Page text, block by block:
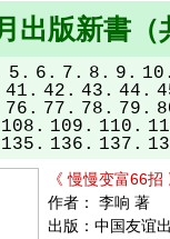
出版新書（
5. 6. 7. 8. 9. 10.
41. 42. 43. 44.
76. 77. 78. 79.
108. 109. 110.
135. 136. 137.
《 慢慢变富66招
作者： 李响 著
出版：中国友谊